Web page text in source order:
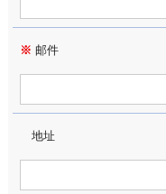
※ 邮件
地址